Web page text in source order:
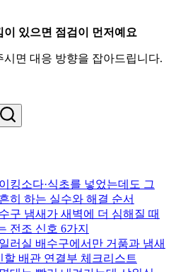
있으면 점검이 먼저예요
면 대응 방향을 잡아드립니다.
검
킹소다·식초를 넣었는데도 그
히 하는 실수와 해결 순서
구 냄새가 새벽에 더 심해질 때
전조 신호 6가지
러실 배수구에서만 거품과 냄새
할 배관 연결부 체크리스트